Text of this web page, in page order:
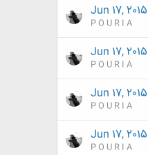
Jun 17, 2015
P O U R I A
Jun 17, 2015
P O U R I A
Jun 17, 2015
P O U R I A
Jun 17, 2015
P O U R I A